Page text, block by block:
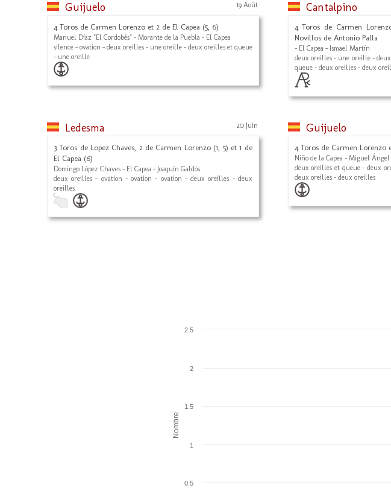
Guijuelo 19 Août
4 Toros de Carmen Lorenzo et 2 de El Capea (5, 6)
Manuel Díaz "El Cordobés" - Morante de la Puebla - El Capea
silence - ovation - deux oreilles - une oreille - deux oreilles et queue
- une oreille
Cantalpino
4 Toros de Carmen
Novillos de Antonio Palla
- El Capea - Ismael Martín
deux oreilles - une oreille -
queue - deux oreilles - deux
Ledesma 20 Juin
3 Toros de Lopez Chaves, 2 de Carmen Lorenzo (1, 5) et 1 de
El Capea (6)
Domingo López Chaves - El Capea - Joaquín Galdós
deux oreilles - ovation - ovation - ovation - deux oreilles - deux
oreilles
Guijuelo
4 Toros de Carmen Lorenzo
Niño de la Capea - Miguel Ángel
deux oreilles et queue - deux
deux oreilles - deux oreilles
Nombre
0.5
1
1.5
2
2.5